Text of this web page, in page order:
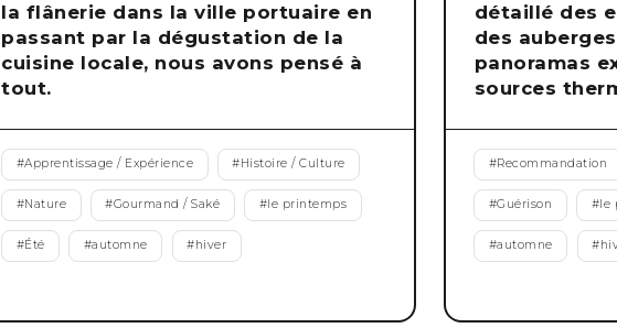
la flânerie dans la ville portuaire en
passant par la dégustation de la
cuisine locale, nous avons pensé à
tout.
#Apprentissage / Expérience #Histoire / Culture
#Nature #Gourmand / Saké # le printemps
#Été #automne #hiver
détaillé des
des
panoramas
sources
#Recommandation
#Guérison # le
#automne #